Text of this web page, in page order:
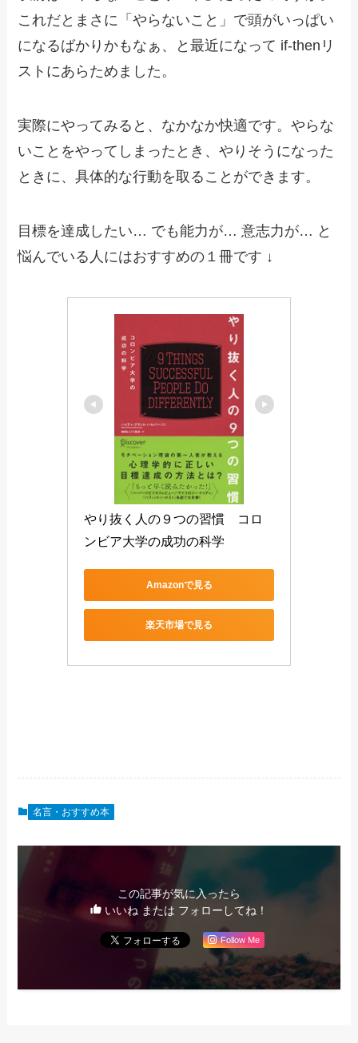
これだとまさに「やらないこと」で頭がいっぱい
になるばかりかもなぁ、と最近になって if-thenリ
ストにあらためました。
実際にやってみると、なかなか快適です。やらな
いことをやってしまったとき、やりそうになった
ときに、具体的な行動を取ることができます。
目標を達成したい… でも能力が… 意志力が… と
悩んでいる人にはおすすめの１冊です ↓
やり抜く人の９つの習慣　コロ
ンビア大学の成功の科学
Amazonで見る
楽天市場で見る
名言・おすすめ本
この記事が気に入ったら
いいね または フォローしてね！
Follow Me